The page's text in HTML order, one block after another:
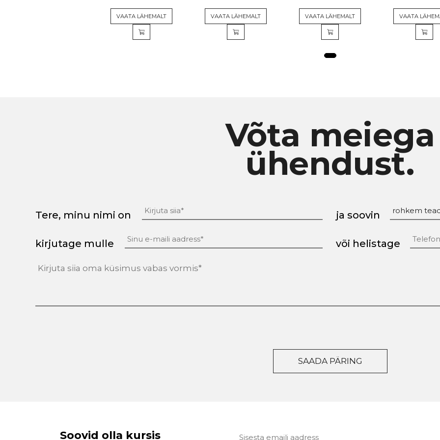
VAATA LÄHEMALT VAATA LÄHEMALT VAATA LÄHEMALT VAATA
Võta meiega
ühendust.
Tere, minu nimi on ja soovin
kirjutage mulle või helistage
tekst
Soovid olla kursis